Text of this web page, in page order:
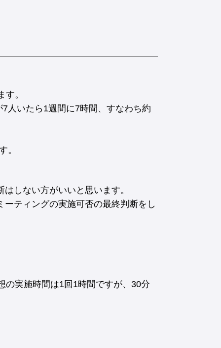
。
人いたら1週間に7時間、すなわち約
。
しない方がいいと思います。
ティングの実施可否の最終判断をし
の実施時間は1回1時間ですが、30分